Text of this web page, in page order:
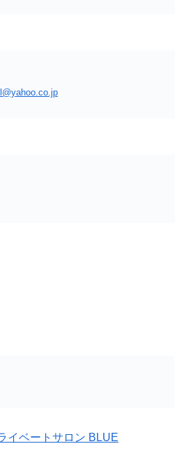
イベートサロン BLUE